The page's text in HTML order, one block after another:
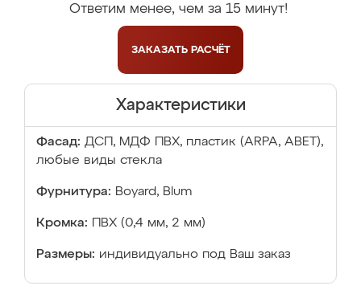
Ответим менее, чем за 15 минут!
ЗАКАЗАТЬ РАСЧЁТ
Характеристики
Фасад: ДСП, МДФ ПВХ, пластик (ARPA, ABET),
любые виды стекла
Фурнитура: Boyard, Blum
Кромка: ПВХ (0,4 мм, 2 мм)
Размеры: индивидуально под Ваш заказ